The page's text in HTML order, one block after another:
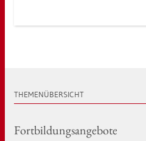
THE­MEN­ÜBER­SICHT
Fort­bil­dungs­an­ge­bo­te